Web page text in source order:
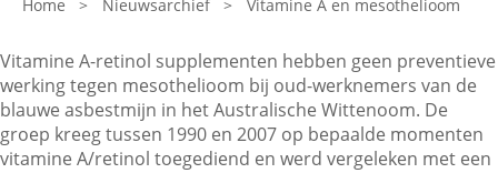
Veelgestelde vragen
Home > Nieuwsarchief > Vitamine A en mesothelioom
Vitamine A-retinol supplementen hebben geen preventieve
werking tegen mesothelioom bij oud-werknemers van de
blauwe asbestmijn in het Australische Wittenoom. De
groep kreeg tussen 1990 en 2007 op bepaalde momenten
vitamine A/retinol toegediend en werd vergeleken met een